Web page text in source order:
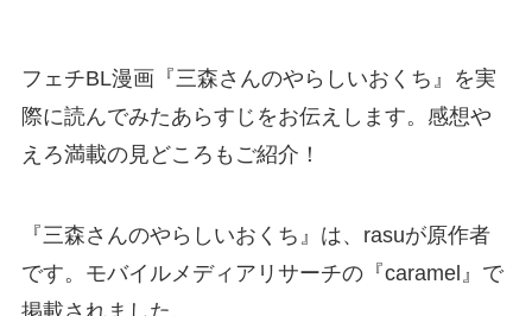
フェチBL漫画『三森さんのやらしいおくち』を実
際に読んでみたあらすじをお伝えします。感想や
えろ満載の見どころもご紹介！
『三森さんのやらしいおくち』は、rasuが原作者
です。モバイルメディアリサーチの『caramel』で
掲載されました。